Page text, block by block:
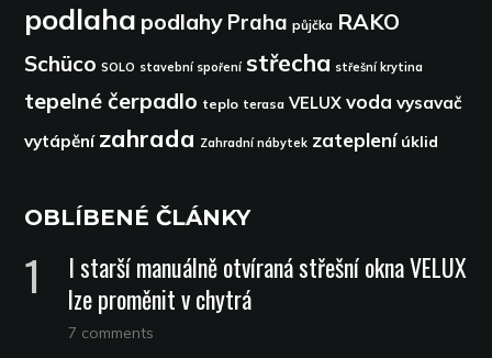
podlaha podlahy Praha půjčka RAKO
Schüco SOLO stavební spoření střecha střešní krytina
tepelné čerpadlo teplo terasa VELUX voda vysavač
vytápění zahrada Zahradní nábytek zateplení úklid
OBLÍBENÉ ČLÁNKY
I starší manuálně otvíraná střešní okna VELUX
lze proměnit v chytrá
7 comments